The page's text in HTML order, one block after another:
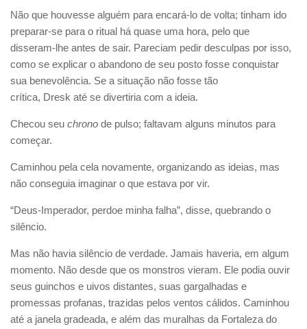
Não que houvesse alguém para encará-lo de volta; tinham ido
preparar-se para o ritual há quase uma hora, pelo que
disseram-lhe antes de sair. Pareciam pedir desculpas por isso,
como se explicar o abandono de seu posto fosse conquistar
sua benevolência. Se a situação não fosse tão
crítica, Dresk até se divertiria com a ideia.
Checou seu chrono de pulso; faltavam alguns minutos para
começar.
Caminhou pela cela novamente, organizando as ideias, mas
não conseguia imaginar o que estava por vir.
“Deus-Imperador, perdoe minha falha”, disse, quebrando o
silêncio.
Mas não havia silêncio de verdade. Jamais haveria, em algum
momento. Não desde que os monstros vieram. Ele podia ouvir
seus guinchos e uivos distantes, suas gargalhadas e
promessas profanas, trazidas pelos ventos cálidos. Caminhou
até a janela gradeada, e além das muralhas da Fortaleza do